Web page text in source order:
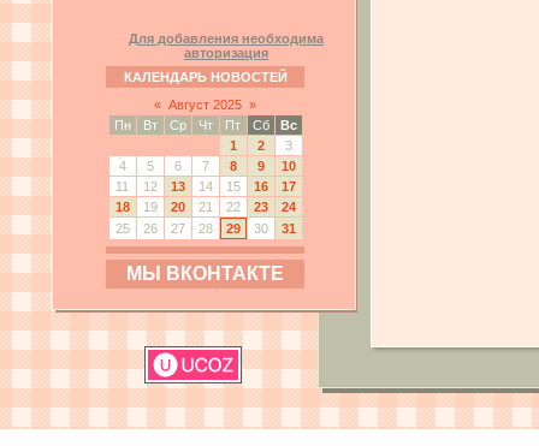
Для добавления необходима
авторизация
КАЛЕНДАРЬ НОВОСТЕЙ
« Август 2025 »
Пн
Вт Ср Чт Пт Сб
Вс
1
2
3
4
5 6 7 8 9
10
11
12 13 14 15 16
17
18
19 20 21 22 23
24
25
26 27 28 29 30 31
МЫ ВКОНТАКТЕ